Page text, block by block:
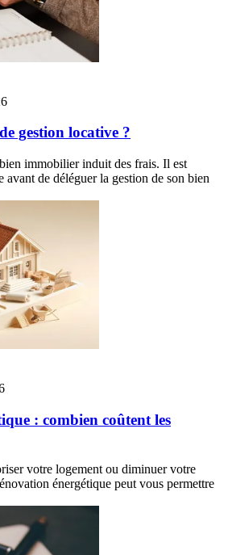
gestion locative ?
immobilier induit des frais. Il est
avant de déléguer la gestion de son bien
: combien coûtent les
votre logement ou diminuer votre
énergétique peut vous permettre